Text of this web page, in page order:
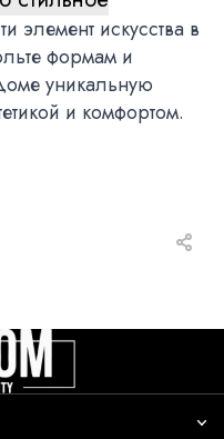
элемент искусства в
формам и
уникальную
и комфортом.